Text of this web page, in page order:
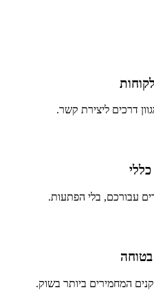
דרכים ליצירת קשר.
עבורכם, בלי הפתעות.
המחמירים ביותר בשוק.